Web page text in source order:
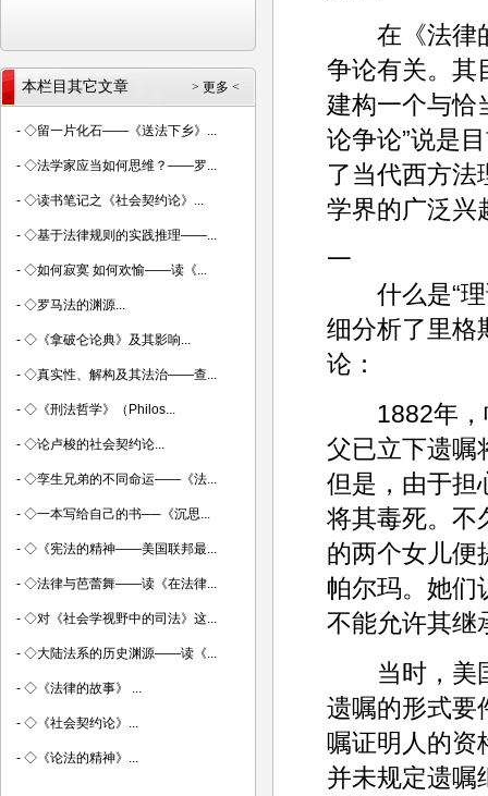
在《法律的
争论有关。其
建构一个与恰
论争论”说是
了当代西方法
学界的广泛兴
一
什么是“理
细分析了里格
论：
1882年，帕
父已立下遗嘱
但是，由于担
将其毒死。不
的两个女儿便
帕尔玛。她们
不能允许其继
当时，美国
遗嘱的形式要
嘱证明人的资
并未规定遗嘱
> 更多 <
本栏目其它文章
- ◇留一片化石——《送法下乡》...
- ◇法学家应当如何思维？——罗...
- ◇读书笔记之《社会契约论》...
- ◇基于法律规则的实践推理——...
- ◇如何寂寞 如何欢愉——读《...
- ◇罗马法的渊源...
- ◇《拿破仑论典》及其影响...
- ◇真实性、解构及其法治——查...
- ◇《刑法哲学》（Philos...
- ◇论卢梭的社会契约论...
- ◇孪生兄弟的不同命运——《法...
- ◇一本写给自己的书──《沉思...
- ◇《宪法的精神——美国联邦最...
- ◇法律与芭蕾舞——读《在法律...
- ◇对《社会学视野中的司法》这...
- ◇大陆法系的历史渊源——读《...
- ◇《法律的故事》 ...
- ◇《社会契约论》...
- ◇《论法的精神》...